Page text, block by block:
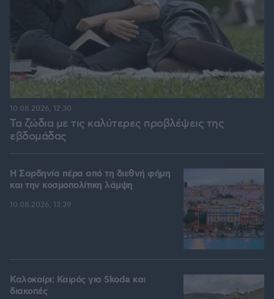
Τα ζώδια με τις καλύτερες προβλέψεις της
εβδομάδας
10.08.2026, 12:30
Η Σαρδηνία πέρα από τη διεθνή φήμη
και την κοσμοπολίτικη λάμψη
10.08.2026, 13:39
Καλοκαίρι: Καιρός για Skoda και
διακοπές